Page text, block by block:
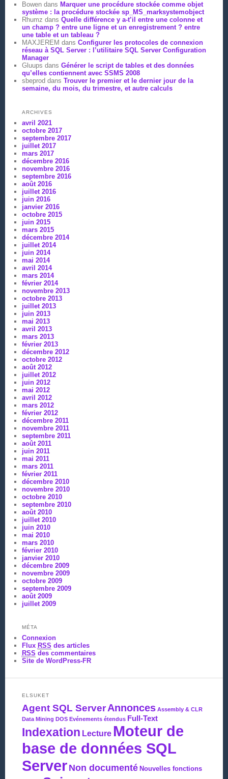
Bowendans Marquer une procédure stockée comme objet
système : la procédure stockée sp_MS_marksystemobject
Rhumz dans Quelle différence y a-t’il entre une colonne et
un champ ? entre une ligne et un enregistrement ? entre
une table et un tableau ?
MAXJEREM dans Configurer les protocoles de connexion
réseau à SQL Server : l’utilitaire SQL Server Configuration
Manager
Gluups dans Générer le script de tables et des données
qu’elles contiennent avec SSMS 2008
sbeprod dans Trouver le premier et le dernier jour de la
semaine, du mois, du trimestre, et autre calculs
ARCHIVES
avril 2021
octobre 2017
septembre 2017
juillet 2017
mars 2017
décembre 2016
novembre 2016
septembre 2016
août 2016
juillet 2016
juin 2016
janvier 2016
octobre 2015
juin 2015
mars 2015
décembre 2014
juillet 2014
juin 2014
mai 2014
avril 2014
mars 2014
février 2014
novembre 2013
octobre 2013
juillet 2013
juin 2013
mai 2013
avril 2013
mars 2013
février 2013
décembre 2012
octobre 2012
août 2012
juillet 2012
juin 2012
mai 2012
avril 2012
mars 2012
février 2012
décembre 2011
novembre 2011
septembre 2011
août 2011
juin 2011
mai 2011
mars 2011
février 2011
décembre 2010
novembre 2010
octobre 2010
septembre 2010
août 2010
juillet 2010
juin 2010
mai 2010
mars 2010
février 2010
janvier 2010
décembre 2009
novembre 2009
octobre 2009
septembre 2009
août 2009
juillet 2009
MÉTA
Connexion
Flux RSS des articles
RSS des commentaires
Site de WordPress-FR
ELSUKET
Agent SQL ServerAnnonces Assembly & CLR
Data Mining DOS Evénements étendus Full-Text
Indexation Lecture Moteur de
base de données SQL
Server Non documenté Nouvelles fonctions